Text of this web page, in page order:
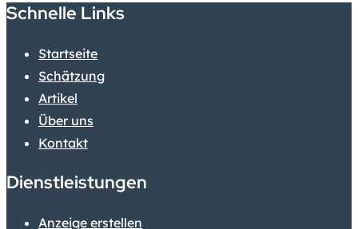
Schnelle Links
Startseite
Schätzung
Artikel
Über uns
Kontakt
Dienstleistungen
Anzeige erstellen